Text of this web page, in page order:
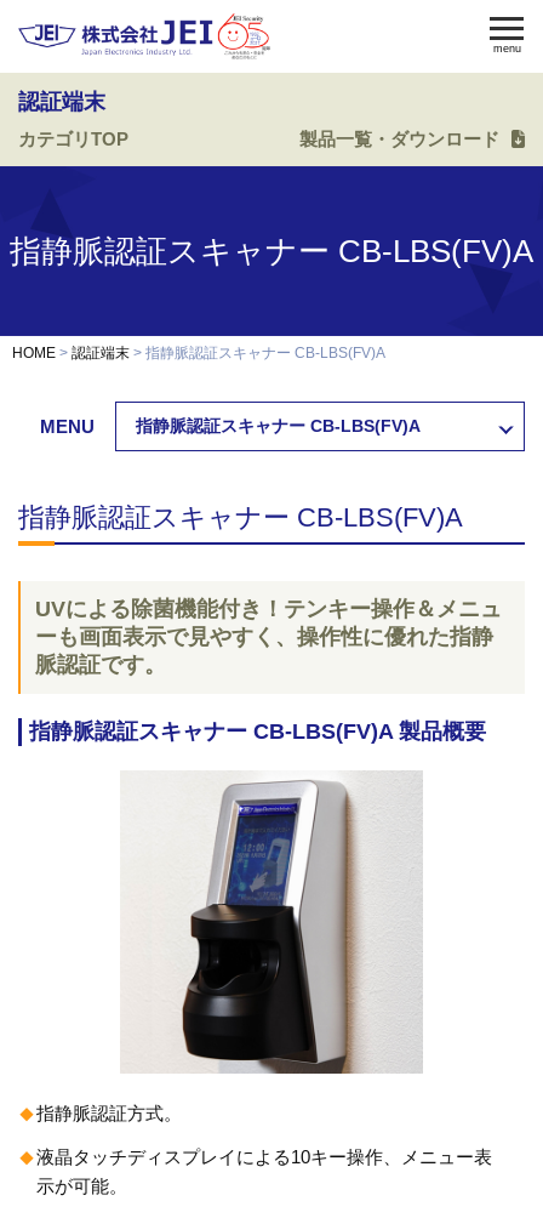
認証端末
menu
認証端末
カテゴリTOP 製品一覧・ダウンロード
指静脈認証スキャナー CB-LBS(FV)A
HOME 認証端末 指静脈認証スキャナー CB-LBS(FV)A
MENU 指静脈認証スキャナー CB-LBS(FV)A
指静脈認証スキャナー CB-LBS(FV)A
UVによる除菌機能付き！テンキー操作＆メニュ
ーも画面表示で見やすく、操作性に優れた指静
脈認証です。
指静脈認証スキャナー CB-LBS(FV)A 製品概要
指静脈認証方式。
液晶タッチディスプレイによる10キー操作、メニュー表
示が可能。